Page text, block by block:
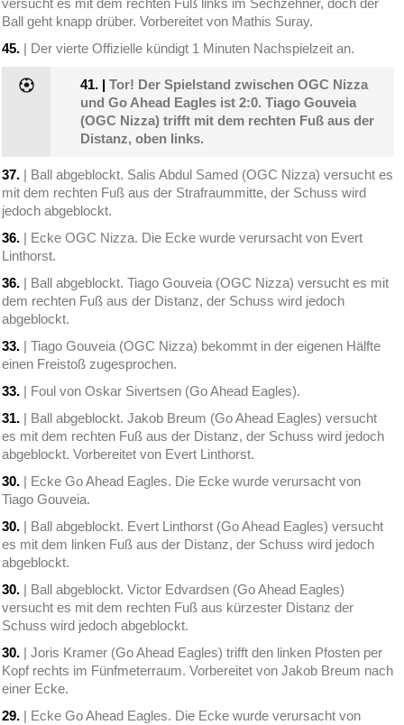
versucht es mit dem rechten Fuß links im Sechzehner, doch der
Ball geht knapp drüber. Vorbereitet von Mathis Suray.
45. | Der vierte Offizielle kündigt 1 Minuten Nachspielzeit an.
41. |Tor! Der Spielstand zwischen OGC Nizza
und Go Ahead Eagles ist 2:0. Tiago Gouveia
(OGC Nizza) trifft mit dem rechten Fuß aus der
Distanz, oben links.
37. | Ball abgeblockt. Salis Abdul Samed (OGC Nizza) versucht es
mit dem rechten Fuß aus der Strafraummitte, der Schuss wird
jedoch abgeblockt.
36. | Ecke OGC Nizza. Die Ecke wurde verursacht von Evert
Linthorst.
36. | Ball abgeblockt. Tiago Gouveia (OGC Nizza) versucht es mit
dem rechten Fuß aus der Distanz, der Schuss wird jedoch
abgeblockt.
33. | Tiago Gouveia (OGC Nizza) bekommt in der eigenen Hälfte
einen Freistoß zugesprochen.
33. | Foul von Oskar Sivertsen (Go Ahead Eagles).
31. | Ball abgeblockt. Jakob Breum (Go Ahead Eagles) versucht
es mit dem rechten Fuß aus der Distanz, der Schuss wird jedoch
abgeblockt. Vorbereitet von Evert Linthorst.
30. | Ecke Go Ahead Eagles. Die Ecke wurde verursacht von
Tiago Gouveia.
30. | Ball abgeblockt. Evert Linthorst (Go Ahead Eagles) versucht
es mit dem linken Fuß aus der Distanz, der Schuss wird jedoch
abgeblockt.
30. | Ball abgeblockt. Victor Edvardsen (Go Ahead Eagles)
versucht es mit dem rechten Fuß aus kürzester Distanz der
Schuss wird jedoch abgeblockt.
30. | Joris Kramer (Go Ahead Eagles) trifft den linken Pfosten per
Kopf rechts im Fünfmeterraum. Vorbereitet von Jakob Breum nach
einer Ecke.
29. | Ecke Go Ahead Eagles. Die Ecke wurde verursacht von